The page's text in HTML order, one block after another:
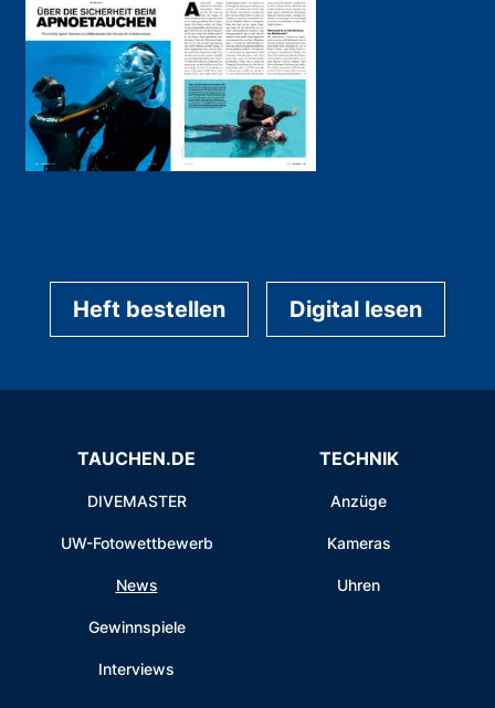
Heft bestellen Digital lesen
TAUCHEN.DE
DIVEMASTER
UW-Fotowettbewerb
News
Gewinnspiele
Interviews
TECHNIK
Anzüge
Kameras
Uhren